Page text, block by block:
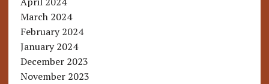
March 2024
February 2024
January 2024
December 2023
November 2023